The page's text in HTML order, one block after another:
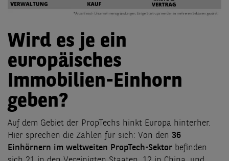
Wird es je ein
europäisches
Immobilien-Einhorn
geben?
Auf dem Gebiet der PropTechs hinkt Europa hinterher.
Hier sprechen die Zahlen für sich: Von den 36
Einhörnern im weltweiten PropTech-Sektor befinden